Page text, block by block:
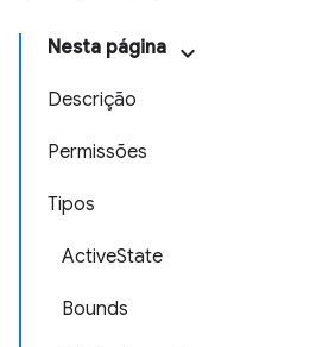
Nesta página
Descrição
Permissões
Tipos
ActiveState
Bounds